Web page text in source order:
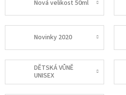
Nová velikost 50ml
Novinky 2020
DĚTSKÁ VŮNĚ
UNISEX